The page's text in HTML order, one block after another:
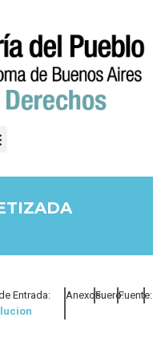
Entrada:
Anexos:Fuero:Fuente: